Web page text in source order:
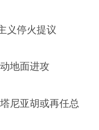
义停火提议
地面进攻
尼亚胡或再任总